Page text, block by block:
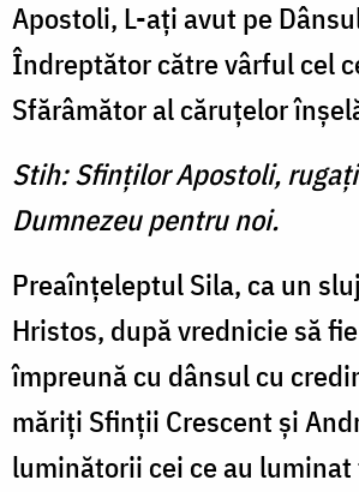
Apostoli, L-aţi avut pe
Îndreptător către vârful cel
Sfărâmător al căruţelor
Stih: Sfinţilor Apostoli,
Dumnezeu pentru noi.
Preaînţeleptul Sila, ca un
Hristos, după vrednicie să
împreună cu dânsul cu
măriţi Sfinţii Crescent şi
luminătorii cei ce au